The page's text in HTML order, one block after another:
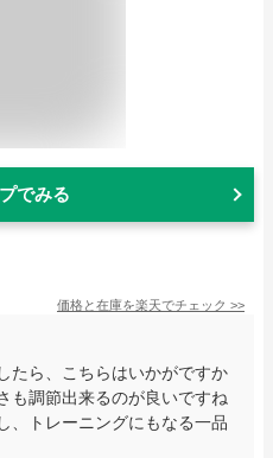
でみる
価格と在庫を楽天でチェック >>
たら、こちらはいかがですか
も調節出来るのが良いですね
、トレーニングにもなる一品